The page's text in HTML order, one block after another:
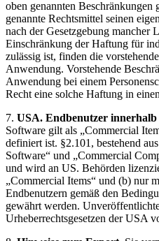
oben genannten Beschränkungen
genannte Rechtsmittel seinen
nach der Gesetzgebung mancher
Einschränkung der Haftung für
zulässig ist, finden die
Anwendung. Vorstehende
Anwendung bei einem
Recht eine solche Haftung in
7. USA. Endbenutzer
Software gilt als „Commercial
definiert ist. §2.101, bestehend
Software“ und „Commercial
und wird an US. Behörden
„Commercial Items“ und (b) nur
Endbenutzern gemäß den
gewährt werden.
Urheberrechtsgesetzen der USA